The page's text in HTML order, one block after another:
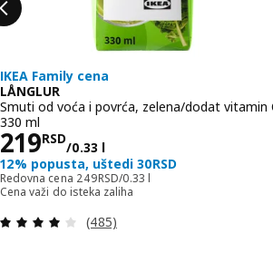
IKEA Family cena
LÅNGLUR
Smuti od voća i povrća, zelena/dodat vitamin
330 ml
219RSD
/0.33 l
Cena 219RSD/0.33 l
12% popusta, uštedi 30RSD
Redovna cena 249RSD/0.33 l
Redovna cena 249RSD/0.33 l
Cena važi do isteka zaliha
Pregled: 3.9 od 5 Zvezdice.
(485)